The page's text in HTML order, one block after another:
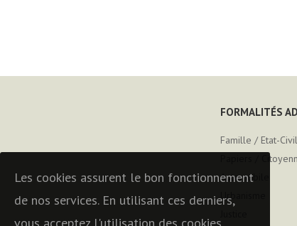
FORMALITÉS
Famille / Etat-Civil
Papiers /
Automobile
Urbanisme
Les cookies assurent le bon fonctionnement
de nos services. En utilisant ces derniers,